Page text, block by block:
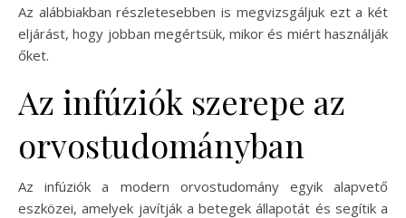
Az alábbiakban részletesebben is megvizsgáljuk ezt a két
eljárást, hogy jobban megértsük, mikor és miért használják
őket.
Az infúziók szerepe az
orvostudományban
Az infúziók a modern orvostudomány egyik alapvető
eszközei, amelyek javítják a betegek állapotát és segítik a